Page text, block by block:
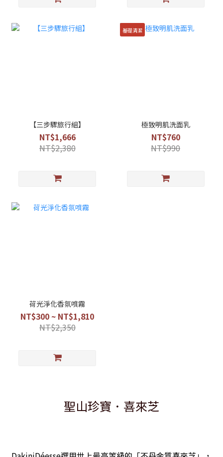
【三步驟旅行組】
NT$1,666
NT$2,380
基礎清潔
極致明肌洗面乳
NT$760
NT$990
荷光淨化香氛噴霧
NT$300 ~ NT$1,810
NT$2,350
聖山珍寶．喜來芝